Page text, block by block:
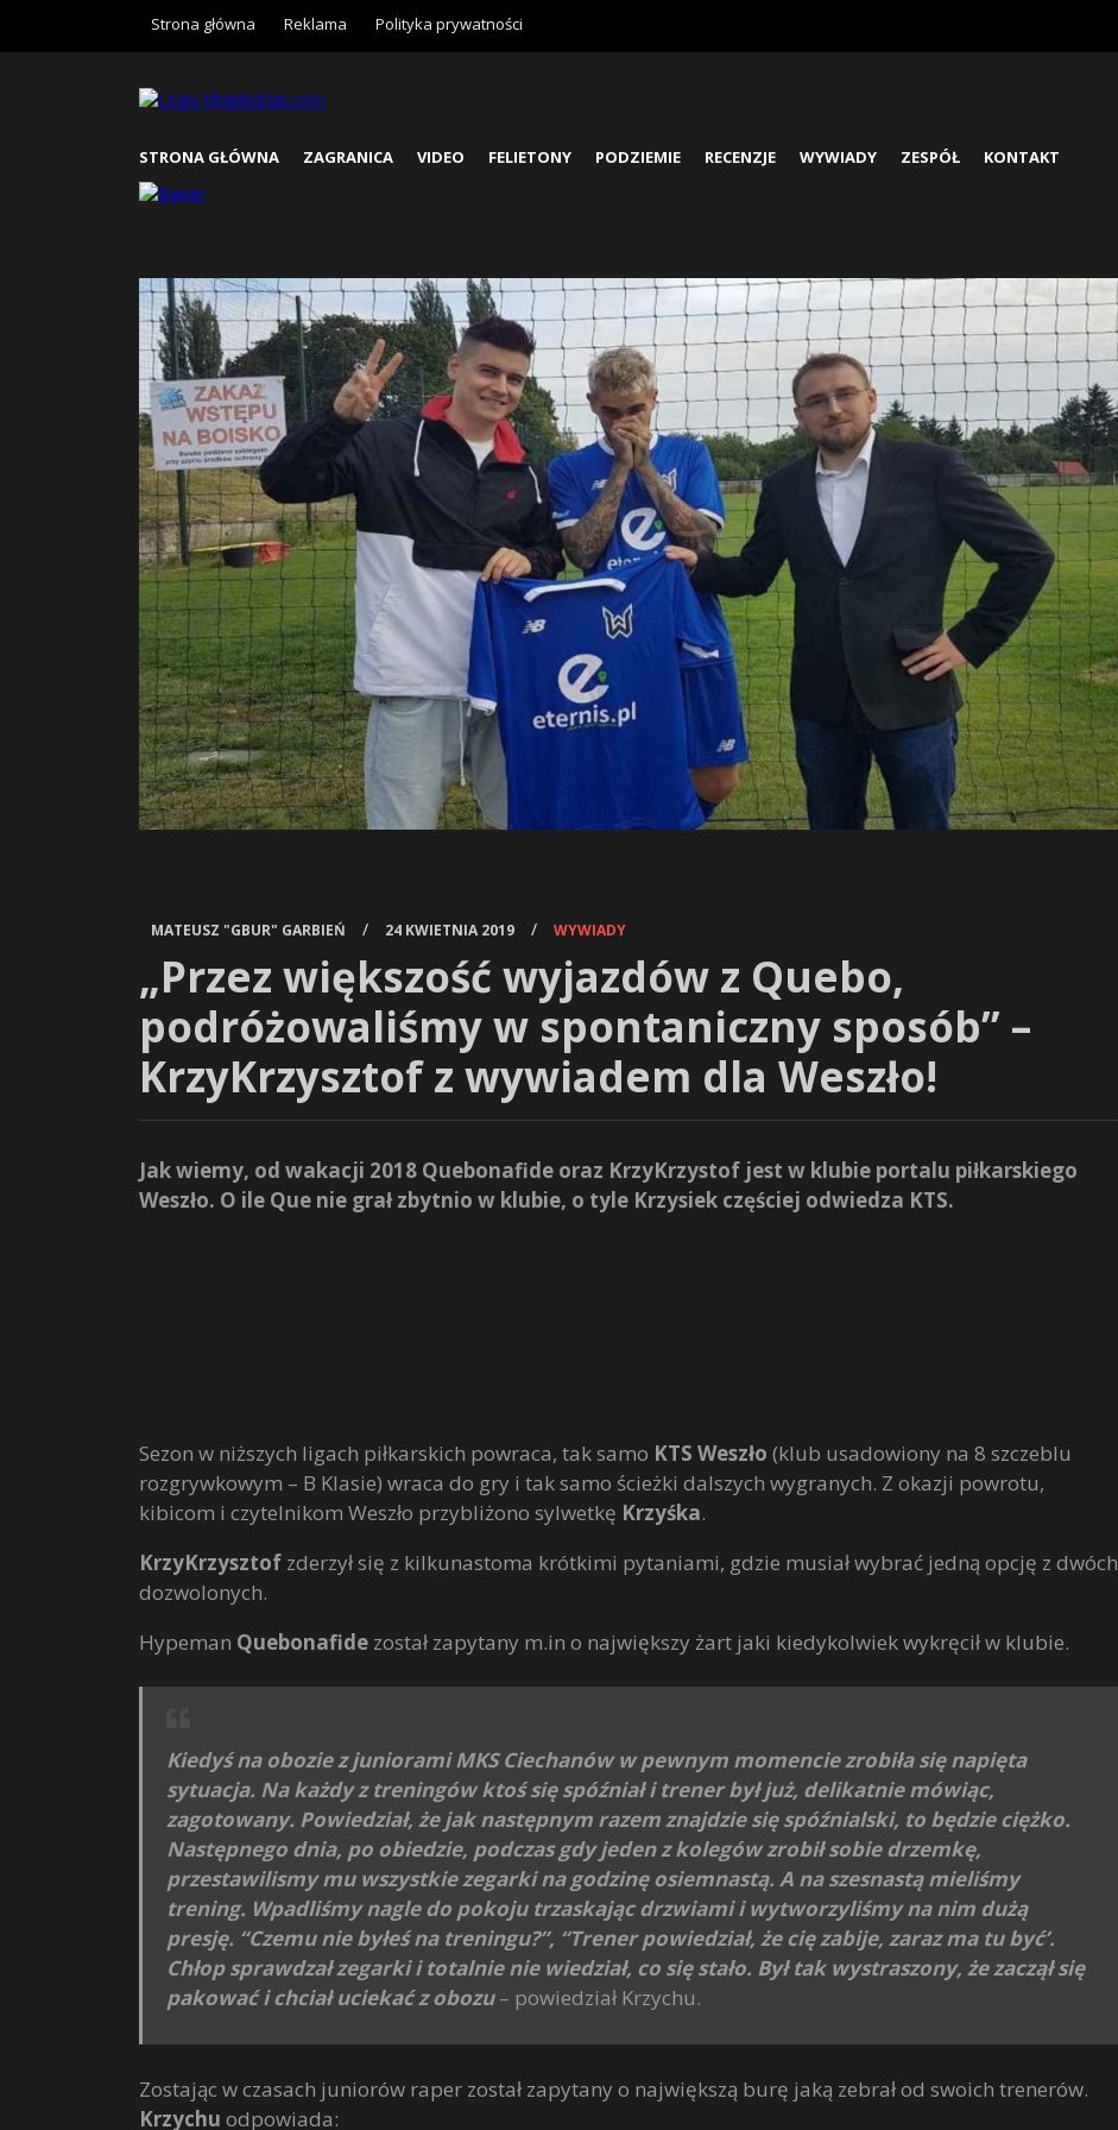
Strona główna Reklama Polityka prywatności
STRONA GŁÓWNA ZAGRANICA VIDEO FELIETONY PODZIEMIE RECENZJE WYWIADY ZESPÓŁ KONTAKT
MATEUSZ "GBUR" GARBIEŃ / 24 KWIETNIA 2019 / WYWIADY
„Przez większość wyjazdów z Quebo,
podróżowaliśmy w spontaniczny sposób” –
KrzyKrzysztof z wywiadem dla Weszło!
Jak wiemy, od wakacji 2018 Quebonafide oraz KrzyKrzystof jest w klubie portalu piłkarskiego
Weszło. O ile Que nie grał zbytnio w klubie, o tyle Krzysiek częściej odwiedza KTS.
Sezon w niższych ligach piłkarskich powraca, tak samo KTS Weszło (klub usadowiony na 8 szczeblu
rozgrywkowym – B Klasie) wraca do gry i tak samo ścieżki dalszych wygranych. Z okazji powrotu,
kibicom i czytelnikom Weszło przybliżono sylwetkę Krzyśka.
KrzyKrzysztof zderzył się z kilkunastoma krótkimi pytaniami, gdzie musiał wybrać jedną opcję z dwóch
dozwolonych.
Hypeman Quebonafide został zapytany m.in o największy żart jaki kiedykolwiek wykręcił w klubie.
Kiedyś na obozie z juniorami MKS Ciechanów w pewnym momencie zrobiła się napięta
sytuacja. Na każdy z treningów ktoś się spóźniał i trener był już, delikatnie mówiąc,
zagotowany. Powiedział, że jak następnym razem znajdzie się spóźnialski, to będzie ciężko.
Następnego dnia, po obiedzie, podczas gdy jeden z kolegów zrobił sobie drzemkę,
przestawilismy mu wszystkie zegarki na godzinę osiemnastą. A na szesnastą mieliśmy
trening. Wpadliśmy nagle do pokoju trzaskając drzwiami i wytworzyliśmy na nim dużą
presję. “Czemu nie byłeś na treningu?”, “Trener powiedział, że cię zabije, zaraz ma tu być’.
Chłop sprawdzał zegarki i totalnie nie wiedział, co się stało. Był tak wystraszony, że zaczął się
pakować i chciał uciekać z obozu– powiedział Krzychu.
Zostając w czasach juniorów raper został zapytany o największą burę jaką zebrał od swoich trenerów.
Krzychu odpowiada: